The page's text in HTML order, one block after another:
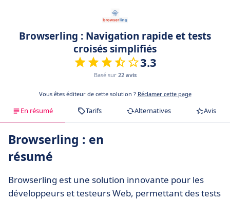
Browserling : Navigation rapide et tests
croisés simplifiés
3.3
Basé sur 22 avis
Vous êtes éditeur de cette solution ? Réclamer cette page
En résumé Tarifs Alternatives Avis
Browserling : en
résumé
Browserling est une solution innovante pour les
développeurs et testeurs Web, permettant des tests